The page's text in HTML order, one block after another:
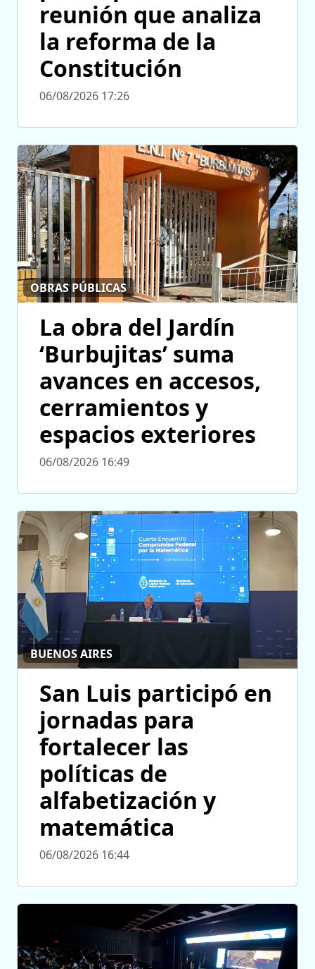
reunión que analiza
la reforma de la
Constitución
06/08/2026 17:26
OBRAS PÚBLICAS
La obra del Jardín
‘Burbujitas’ suma
avances en accesos,
cerramientos y
espacios exteriores
06/08/2026 16:49
BUENOS AIRES
San Luis participó en
jornadas para
fortalecer las
políticas de
alfabetización y
matemática
06/08/2026 16:44